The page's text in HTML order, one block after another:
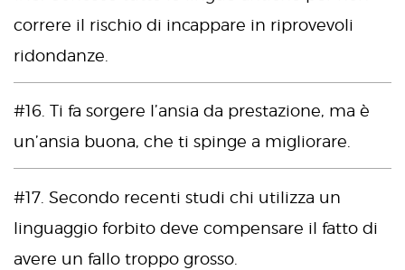
correre il rischio di incappare in riprovevoli
ridondanze.
#16. Ti fa sorgere l’ansia da prestazione, ma è
un’ansia buona, che ti spinge a migliorare.
#17. Secondo recenti studi chi utilizza un
linguaggio forbito deve compensare il fatto di
avere un fallo troppo grosso.